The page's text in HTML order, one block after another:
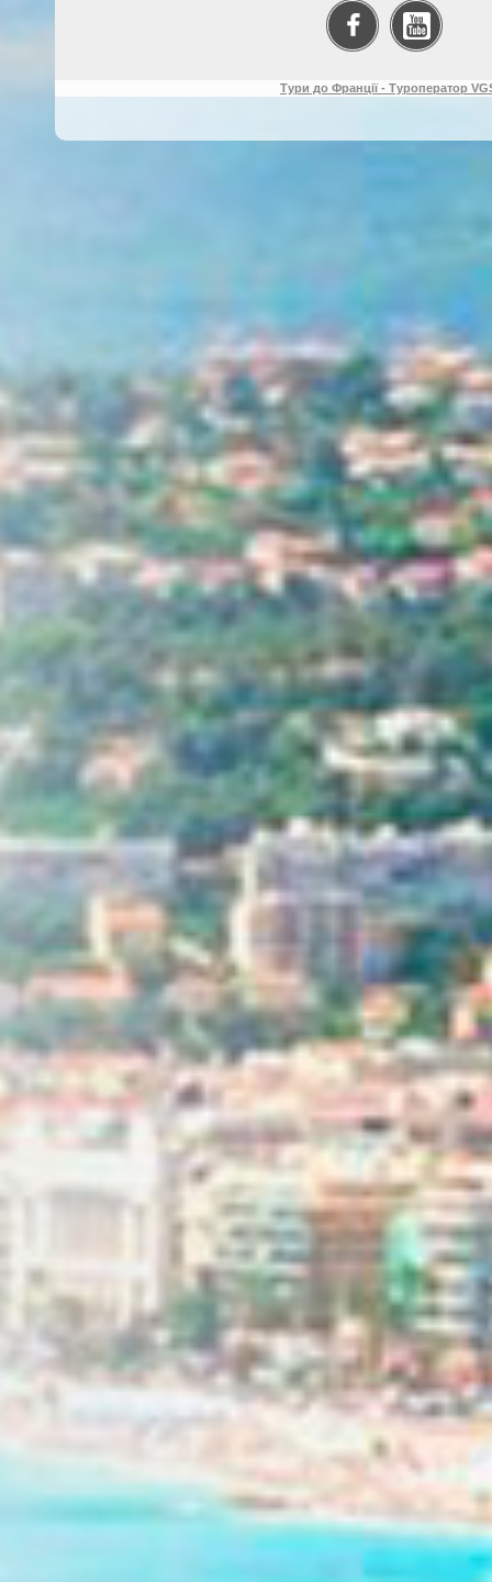
Тури до Франції - Туроператор